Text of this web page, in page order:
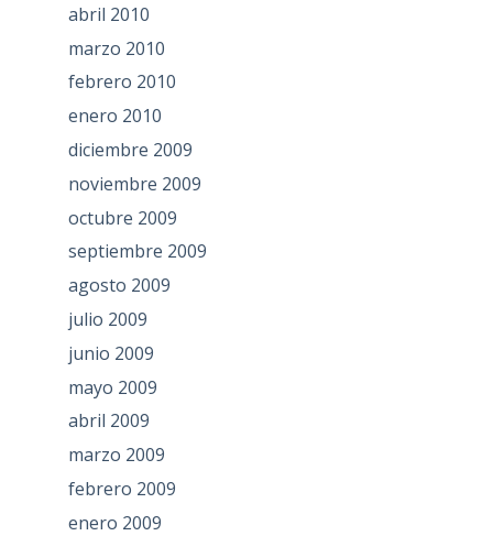
abril 2010
marzo 2010
febrero 2010
enero 2010
diciembre 2009
noviembre 2009
octubre 2009
septiembre 2009
agosto 2009
julio 2009
junio 2009
mayo 2009
abril 2009
marzo 2009
febrero 2009
enero 2009